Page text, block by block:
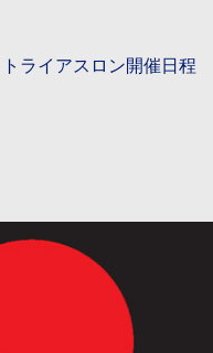
ライアスロン開催日程